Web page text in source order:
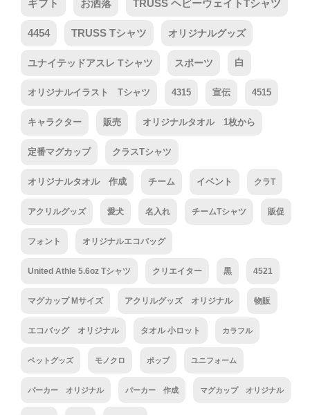
ギフト お洒落 TRUSS ヘビーウェイトTシャツ
4454 TRUSS Tシャツ オリジナルグッズ
ユナイテッドアスレ Tシャツ スポーツ 白
オリジナルイラスト Tシャツ 4315 宣伝 4515
キャラクター 販売 オリジナルタオル 1枚から
定番マグカップ クラスTシャツ
オリジナルタオル 作成 チーム イベント クラT
アクリルグッズ 愛犬 名入れ チームTシャツ 販促
フォント オリジナルエコバッグ
United Athle 5.6oz Tシャツ クリエイター 黒 4521
マグカップ Mサイズ アクリルグッズ オリジナル 物販
エコバッグ オリジナル タオル 小ロット カラフル
ペットグッズ モノクロ ポップ ユニフォーム
パーカー オリジナル パーカー 作成 マグカップ オリジナル